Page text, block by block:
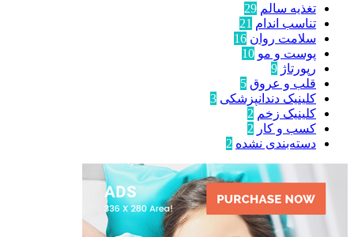
تغذیه سالم 29
تناسب اندام 21
سلامت روان 16
پوست و مو 10
رپورتاژ 9
قلب و عروق 5
کلینیک دندانپزشکی 3
کلینیک زخم 2
کسب و کار 2
دسته‌بندی نشده 2